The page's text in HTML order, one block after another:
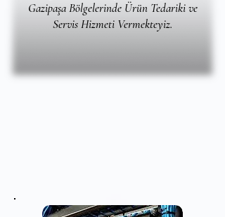
Gazipaşa Bölgelerinde Ürün Tedariki ve
Servis Hizmeti Vermekteyiz.